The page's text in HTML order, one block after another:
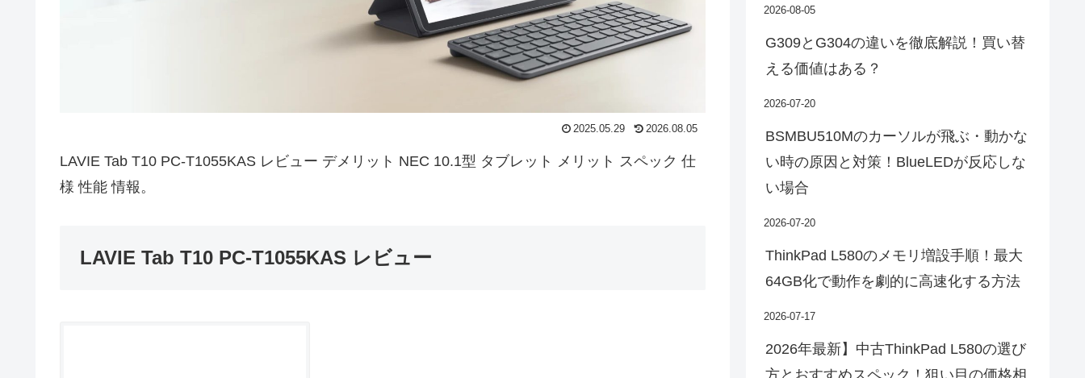
2025.05.29 2026.08.05
LAVIE Tab T10 PC-T1055KAS レビュー デメリット NEC 10.1型 タブレット メリット スペック 仕
様 性能 情報。
LAVIE Tab T10 PC-T1055KAS レビュー
2026-08-05
G309とG304の違いを徹底解説！買い替
える価値はある？
2026-07-20
BSMBU510Mのカーソルが飛ぶ・動かな
い時の原因と対策！BlueLEDが反応しな
い場合
2026-07-20
ThinkPad L580のメモリ増設手順！最大
64GB化で動作を劇的に高速化する方法
2026-07-17
2026年最新】中古ThinkPad L580の選び